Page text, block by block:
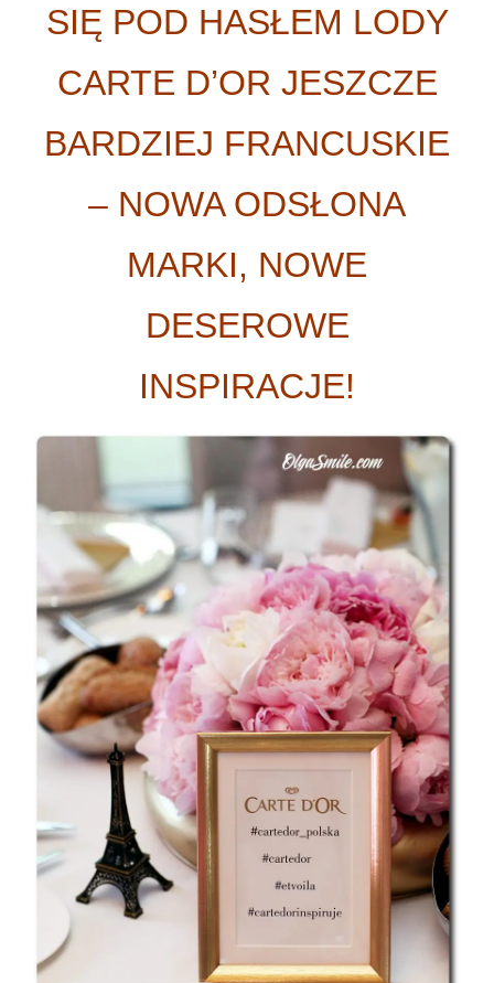
SIĘ POD HASŁEM LODY
CARTE D’OR JESZCZE
BARDZIEJ FRANCUSKIE
– NOWA ODSŁONA
MARKI, NOWE
DESEROWE
INSPIRACJE!